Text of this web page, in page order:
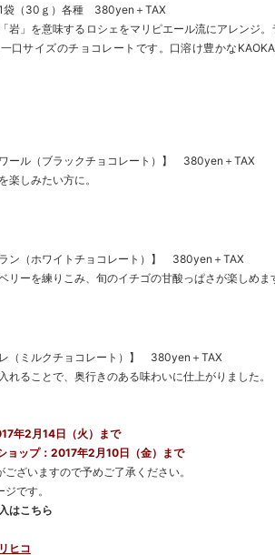
袋（30ｇ）各種 380yen＋TAX
岩」を意味するロシェをマリピエール流にアレンジ
口サイズのチョコレートです。口溶け豊かな
ール（ブラックチョコレート）】 380yen＋TAX
楽しみたい方に。
ン（ホワイトチョコレート）】 380yen＋TAX
リーを練りこみ、旬のイチゴの甘酸っぱさが楽しめま
（ミルクチョコレート）】 380yen＋TAX
れることで、奥行きのある味わいに仕上がりました。
年2月14日（火）まで
ョップ：2017年2月10日（金）まで
ざいますので予めご了承ください。
です。
はこちら
ヒコ